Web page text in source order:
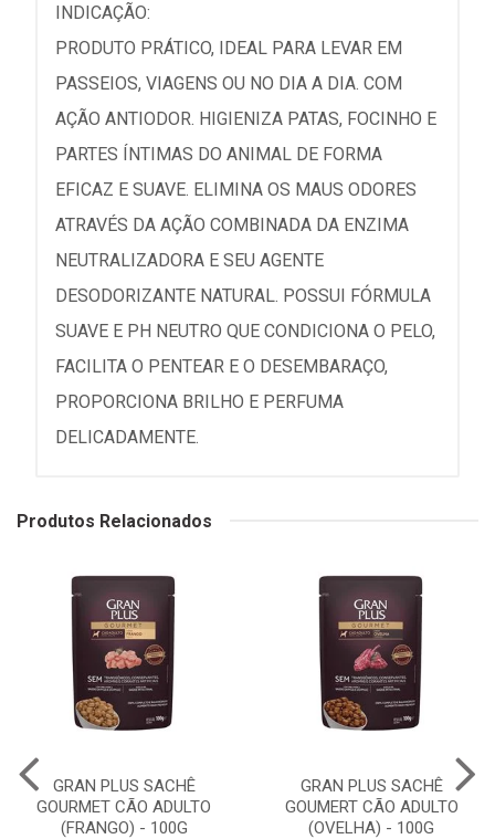
INDICAÇÃO:
PRODUTO PRÁTICO, IDEAL PARA LEVAR EM
PASSEIOS, VIAGENS OU NO DIA A DIA. COM
AÇÃO ANTIODOR. HIGIENIZA PATAS, FOCINHO E
PARTES ÍNTIMAS DO ANIMAL DE FORMA
EFICAZ E SUAVE. ELIMINA OS MAUS ODORES
ATRAVÉS DA AÇÃO COMBINADA DA ENZIMA
NEUTRALIZADORA E SEU AGENTE
DESODORIZANTE NATURAL. POSSUI FÓRMULA
SUAVE E PH NEUTRO QUE CONDICIONA O PELO,
FACILITA O PENTEAR E O DESEMBARAÇO,
PROPORCIONA BRILHO E PERFUMA
DELICADAMENTE.
Produtos Relacionados
GRAN PLUS SACHÊ
GOURMET CÃO ADULTO
(FRANGO) - 100G
GRAN PLUS SACHÊ
GOUMERT CÃO ADULTO
(OVELHA) - 100G